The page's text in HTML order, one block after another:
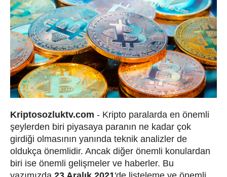
Kriptosozluktv.com - Kripto paralarda en önemli
şeylerden biri piyasaya paranın ne kadar çok
girdiği olmasının yanında teknik analizler de
oldukça önemlidir. Ancak diğer önemli konulardan
biri ise önemli gelişmeler ve haberler. Bu